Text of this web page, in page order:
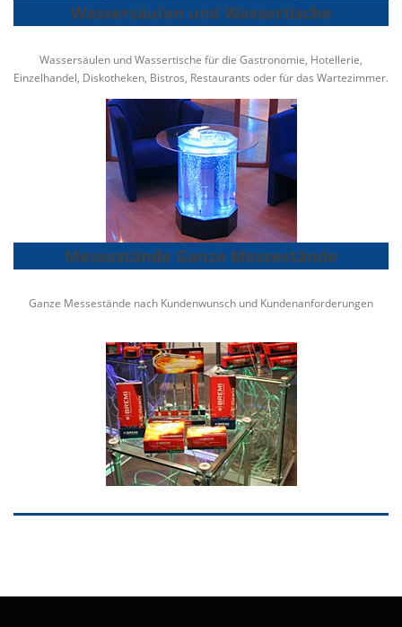
Wassersäulen und Wassertische
Wassersäulen und Wassertische für die Gastronomie, Hotellerie,
Einzelhandel, Diskotheken, Bistros, Restaurants oder für das Wartezimmer.
Messestände Ganze Messestände
Ganze Messestände nach Kundenwunsch und Kundenanforderungen